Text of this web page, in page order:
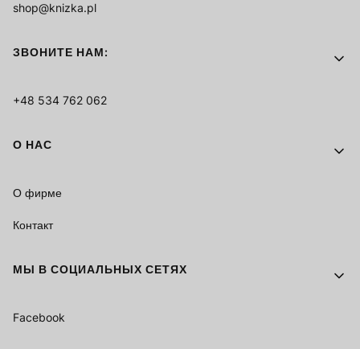
shop@knizka.pl
ЗВОНИТЕ НАМ:
+48 534 762 062
О НАС
О фирме
Контакт
МЫ В СОЦИАЛЬНЫХ СЕТЯХ
Facebook